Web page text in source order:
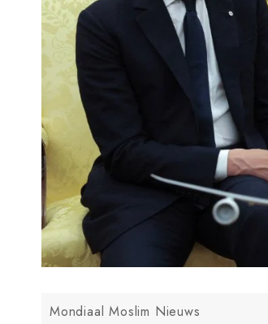
Mondiaal Moslim Nieuws